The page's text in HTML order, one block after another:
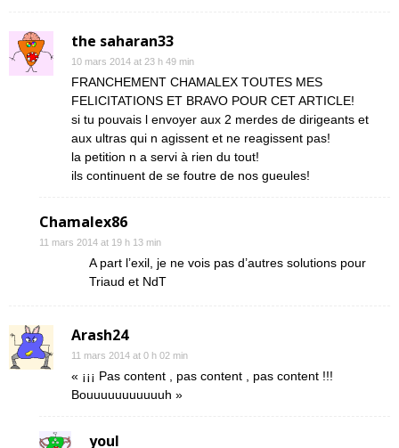
the saharan33
10 mars 2014 at 23 h 49 min
FRANCHEMENT CHAMALEX TOUTES MES
FELICITATIONS ET BRAVO POUR CET ARTICLE!
si tu pouvais l envoyer aux 2 merdes de dirigeants et
aux ultras qui n agissent et ne reagissent pas!
la petition n a servi à rien du tout!
ils continuent de se foutre de nos gueules!
Chamalex86
11 mars 2014 at 19 h 13 min
A part l’exil, je ne vois pas d’autres solutions pour
Triaud et NdT
Arash24
11 mars 2014 at 0 h 02 min
« ¡¡¡ Pas content , pas content , pas content !!!
Bouuuuuuuuuuuh »
youl